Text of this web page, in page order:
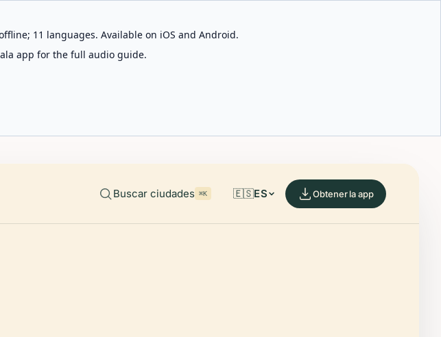
11 languages. Available on iOS and Android.
app for the full audio guide.
Buscar ciudades ⌘K 🇪🇸ES Obtener la app